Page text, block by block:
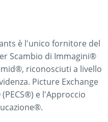
formazione online
delle competenze
è l'unico fornitore del
Scambio di Immagini®
riconosciuti a livello
Picture Exchange
e l'Approccio